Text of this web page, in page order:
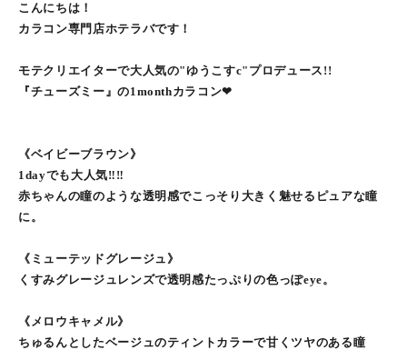
こんにちは！
カラコン専門店ホテラバです！
モテクリエイターで大人気の"ゆうこすc"プロデュース!!
『チューズミー』の1monthカラコン❤︎
《ベイビーブラウン》
1dayでも大人気‼︎‼︎
赤ちゃんの瞳のような透明感でこっそり大きく魅せるピュアな瞳
に。
《ミューテッドグレージュ》
くすみグレージュレンズで透明感たっぷりの色っぽeye。
《メロウキャメル》
ちゅるんとしたベージュのティントカラーで甘くツヤのある瞳